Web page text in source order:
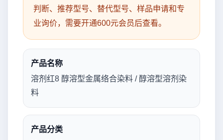
判断、推荐型号、替代型号、样品申请和专
业询价，需要开通600元会员后查看。
产品名称
溶剂红8 醇溶型金属络合染料 / 醇溶型溶剂染
料
产品分类